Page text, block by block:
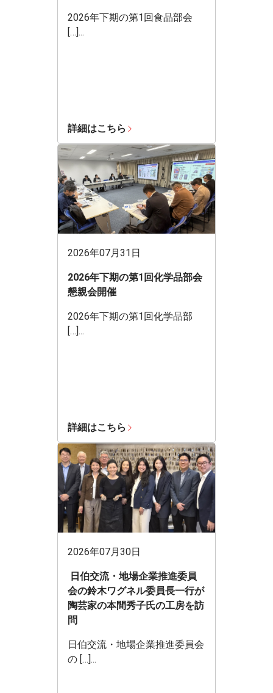
2026年下期の第1回食品部会
[…]...
詳細はこちら
2026年07月31日
2026年下期の第1回化学品部会
懇親会開催
2026年下期の第1回化学品部
[…]...
詳細はこちら
2026年07月30日
日伯交流・地場企業推進委員
会の鈴木ワグネル委員長一行が
陶芸家の本間秀子氏の工房を訪
問
日伯交流・地場企業推進委員会
の […]...